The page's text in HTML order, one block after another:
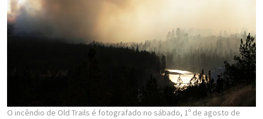
O incêndio de Old Trails é fotografado no sábado, 1º de agosto de